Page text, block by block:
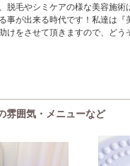
脱毛やシミケアの様な美容施
事が出来る時代です！私達は
けをさせて頂きますので、どう
雰囲気・メニューなど